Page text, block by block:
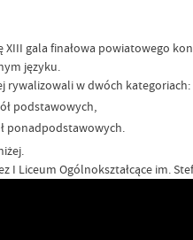
XIII gala finałowa powiatowego
języku.
rywalizowali w dwóch kategoriach:
podstawowych,
ponadpodstawowych.
I Liceum Ogólnokształcące im.